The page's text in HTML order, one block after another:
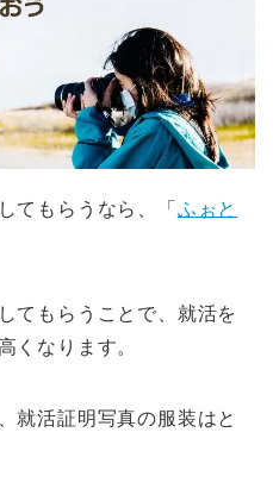
てもらうなら、「 ふぉと
てもらうことで、就活を
くなります。
就活証明写真の服装はと